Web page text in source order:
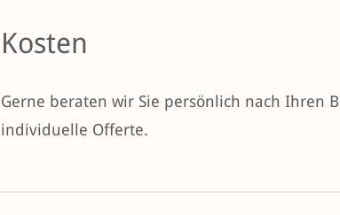
Kosten
Gerne beraten wir Sie persönlich nach Ihren
individuelle Offerte.